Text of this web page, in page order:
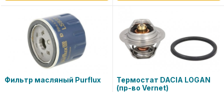
Фильтр масляный Purflux
Термостат DACIA LOGAN
(пр-во Vernet)